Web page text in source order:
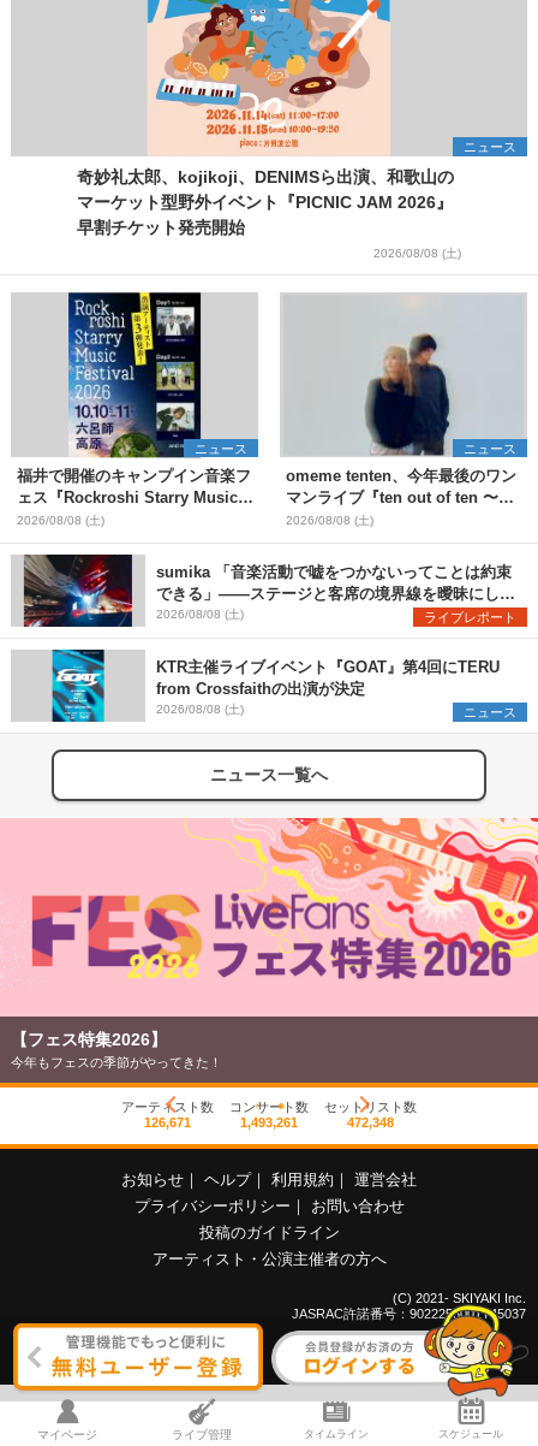
ニュース
奇妙礼太郎、kojikoji、DENIMSら出演、和歌山の
マーケット型野外イベント『PICNIC JAM 2026』
早割チケット発売開始
2026/08/08 (土)
ニュース
福井で開催のキャンプイン音楽フ
ェス『Rockroshi Starry Music
Festival 2026』第3弾出演者とし
てSCOOBIE DO、かりゆし58、
Reiを発表
2026/08/08 (土)
ニュース
omeme tenten、今年最後のワン
マンライブ『ten out of ten 〜
one man〜』を11月に開催決定
2026/08/08 (土)
sumika 「音楽活動で嘘をつかないってことは約束
できる」――ステージと客席の境界線を曖昧にし
た、ツアーファイナル武道館公演レポート
2026/08/08 (土) ライブレポート
KTR主催ライブイベント『GOAT』第4回にTERU
from Crossfaithの出演が決定
2026/08/08 (土) ニュース
ニュース一覧へ
【フェス特集2026】
今年もフェスの季節がやってきた！
アーティスト数
126,671
コンサート数
1,493,261
セットリスト数
472,348
お知らせ ｜ ヘルプ｜ 利用規約 ｜ 運営会社
プライバシーポリシー ｜
お問い合わせ
投稿のガイドライン
アーティスト・公演主催者の方へ
(C) 2021- SKIYAKI Inc.
JASRAC許諾番号：9022255001Y45037
マイページ ライブ管理 タイムライン スケジュール